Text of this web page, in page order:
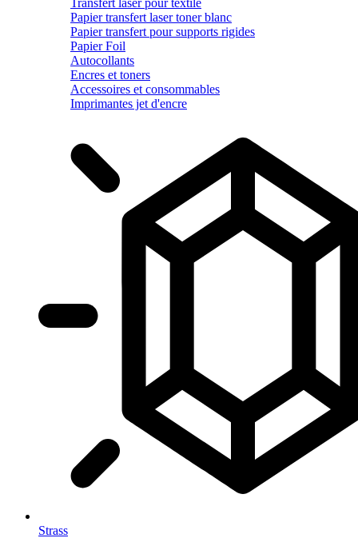
Papier transfert laser toner blanc
Papier transfert pour supports rigides
Papier Foil
Autocollants
Encres et toners
Accessoires et consommables
Imprimantes jet d'encre
Strass